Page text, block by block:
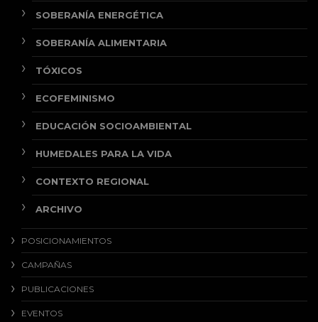
SOBERANÍA ENERGÉTICA
SOBERANÍA ALIMENTARIA
TÓXICOS
ECOFEMINISMO
EDUCACIÓN SOCIOAMBIENTAL
HUMEDALES PARA LA VIDA
CONTEXTO REGIONAL
ARCHIVO
POSICIONAMIENTOS
CAMPAÑAS
PUBLICACIONES
EVENTOS